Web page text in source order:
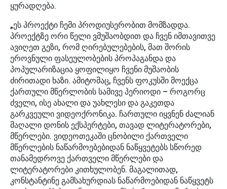
ყურადღება.
„ეს პროექტი ჩემი პროდიუსერობით მომზადდა.
პროექტზე ორი წელი ვმუშაობდით და ჩვენ იმთავითვე
ავიღეთ გეზი, რომ ღირებულებების, მათ შორის
ეროვნული ფასეულობების პროპაგანდა და
პოპულარიზაცია ყოფილიყო ჩვენი მუშაობის
ძირითადი ხაზი. ამიტომაც, ჩვენს ფოკუსში მოექცა
ქართული მწერლობის სამივე პერიოდი – როგორც
ძველი, ისე ახალი და უახლესი და გაკეთდა
გარკვეული ვიდეოქრონიკა. ჩართული იყვნენ ძალიან
მაღალი დონის ექსპერტები, თავად ლიტერატორები,
მწერლები. ვიდეოთეკაში ცნობილი ქართველი
მწერლების ნაწარმოებებიდან ნაწყვეტებს სწორედ
თანამედროვე ქართველი მწერლები და
ლიტერატორები კითხულობენ. მაგალითად,
კონსტანტინე გამსახურდიას ნაწარმოებიდან ნაწყვეტს